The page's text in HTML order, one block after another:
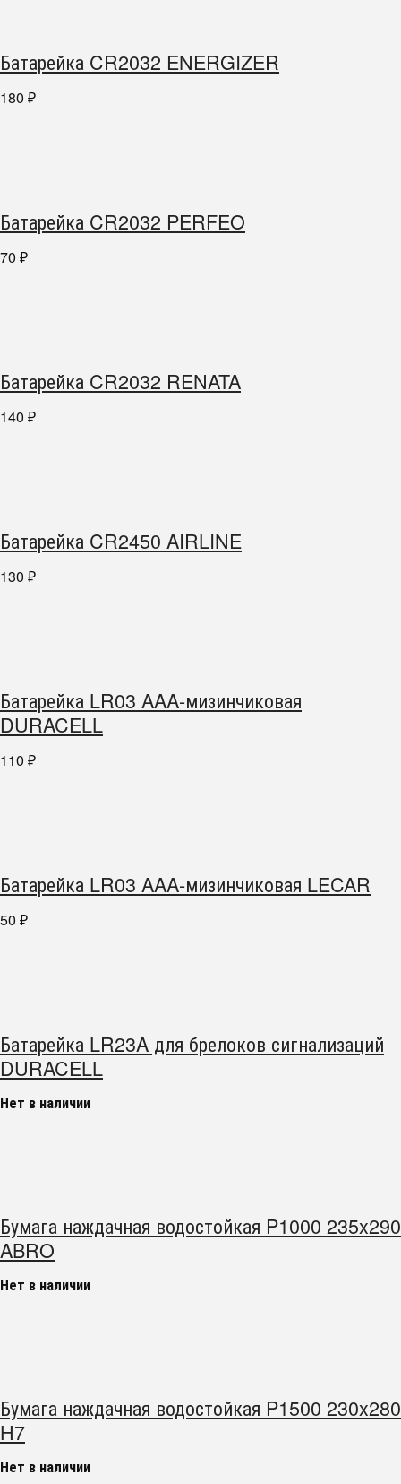
Батарейка CR2032 ENERGIZER
180 ₽
Батарейка CR2032 PERFEO
70 ₽
Батарейка CR2032 RENATA
140 ₽
Батарейка CR2450 AIRLINE
130 ₽
Батарейка LR03 AAA-мизинчиковая
DURACELL
110 ₽
Батарейка LR03 AAA-мизинчиковая LECAR
50 ₽
Батарейка LR23A для брелоков сигнализаций
DURACELL
Нет в наличии
Бумага наждачная водостойкая P1000 235x290
ABRO
Нет в наличии
Бумага наждачная водостойкая P1500 230x280
H7
Нет в наличии